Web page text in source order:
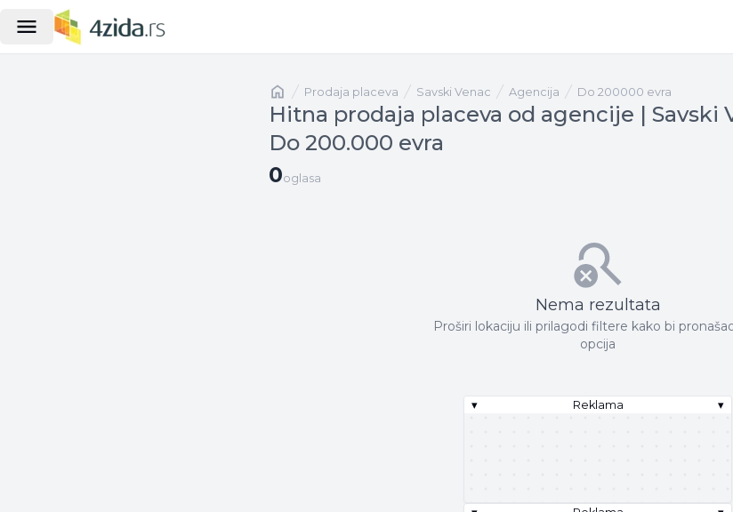
Naslovnaprodaja placeva Savski Venac agencija Do 200000 evra
Hitna prodaja placeva od agencije | Savski
Do 200.000 evra
0 oglasa
0oglasa
Nema rezultata
Proširi lokaciju ili prilagodi filtere kako bi
opcija
▾ Reklama ▾